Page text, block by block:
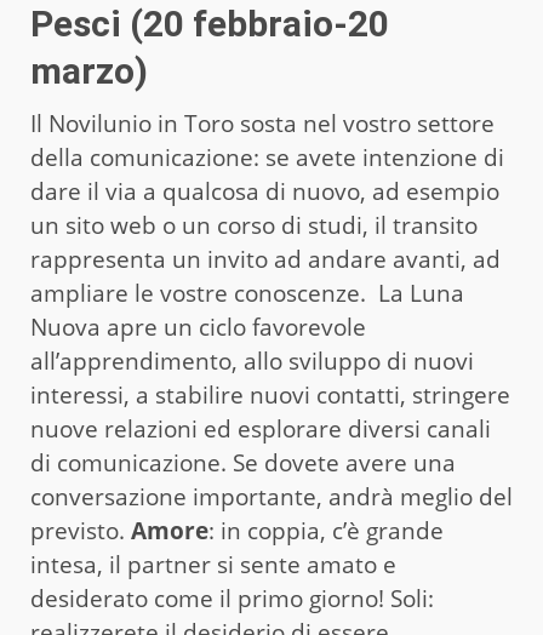
Pesci (20 febbraio-20
marzo)
Il Novilunio in Toro sosta nel vostro settore
della comunicazione: se avete intenzione di
dare il via a qualcosa di nuovo, ad esempio
un sito web o un corso di studi, il transito
rappresenta un invito ad andare avanti, ad
ampliare le vostre conoscenze. La Luna
Nuova apre un ciclo favorevole
all’apprendimento, allo sviluppo di nuovi
interessi, a stabilire nuovi contatti, stringere
nuove relazioni ed esplorare diversi canali
di comunicazione. Se dovete avere una
conversazione importante, andrà meglio del
previsto. Amore: in coppia, c’è grande
intesa, il partner si sente amato e
desiderato come il primo giorno! Soli: